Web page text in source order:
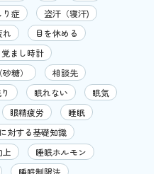
り症
盗汗（寝汗)
れ
目を休める
覚まし時計
糖）
相談先
眠れない
眠気
眼精疲労
睡眠
対する基礎知識
上
睡眠ホルモン
睡眠制限法